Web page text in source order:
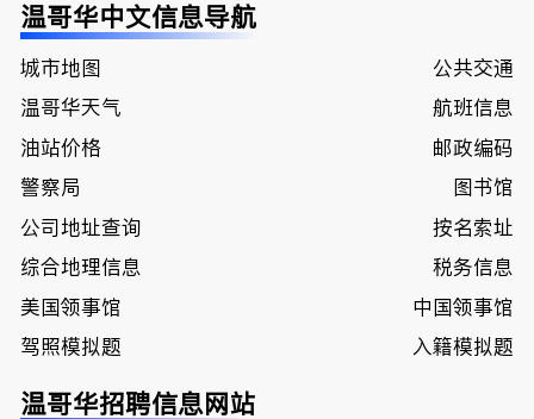
温哥华中文信息导航
城市地图
公共交通
温哥华天气
航班信息
油站价格
邮政编码
警察局
图书馆
公司地址查询
按名索址
综合地理信息
税务信息
美国领事馆
中国领事馆
驾照模拟题
入籍模拟题
温哥华招聘信息网站